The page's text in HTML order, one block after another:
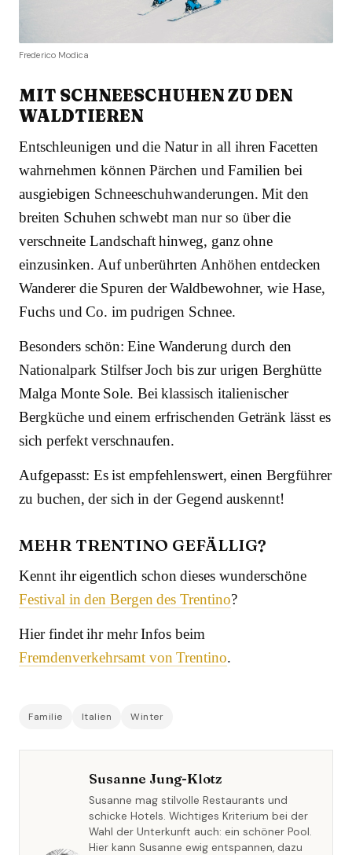
Frederico Modica
MIT SCHNEESCHUHEN ZU DEN
WALDTIEREN
Entschleunigen und die Natur in all ihren Facetten
wahrnehmen können Pärchen und Familien bei
ausgiebigen Schneeschuhwanderungen. Mit den
breiten Schuhen schwebt man nur so über die
verschneite Landschaft hinweg, ganz ohne
einzusinken. Auf unberührten Anhöhen entdecken
Wanderer die Spuren der Waldbewohner, wie Hase,
Fuchs und Co. im pudrigen Schnee.
Besonders schön: Eine Wanderung durch den
Nationalpark Stilfser Joch bis zur urigen Berghütte
Malga Monte Sole. Bei klassisch italienischer
Bergküche und einem erfrischenden Getränk lässt es
sich perfekt verschnaufen.
Aufgepasst: Es ist empfehlenswert, einen Bergführer
zu buchen, der sich in der Gegend auskennt!
MEHR TRENTINO GEFÄLLIG?
Kennt ihr eigentlich schon dieses wunderschöne
Festival in den Bergen des Trentino?
Hier findet ihr mehr Infos beim
Fremdenverkehrsamt von Trentino.
Familie Italien Winter
Susanne Jung-Klotz
Susanne mag stilvolle Restaurants und
schicke Hotels. Wichtiges Kriterium bei der
Wahl der Unterkunft auch: ein schöner Pool.
Hier kann Susanne ewig entspannen, dazu